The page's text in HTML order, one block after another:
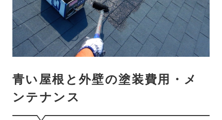
青い屋根と外壁の塗装費用・メ
ンテナンス